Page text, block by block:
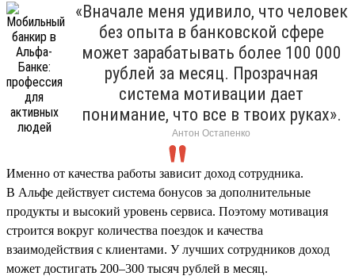
«Вначале меня удивило, что человек
без опыта в банковской сфере
может зарабатывать более 100 000
рублей за месяц. Прозрачная
система мотивации дает
понимание, что все в твоих руках».
Антон Остапенко
Именно от качества работы зависит доход сотрудника.
В Альфе действует система бонусов за дополнительные
продукты и высокий уровень сервиса. Поэтому мотивация
строится вокруг количества поездок и качества
взаимодействия с клиентами. У лучших сотрудников доход
может достигать 200–300 тысяч рублей в месяц.